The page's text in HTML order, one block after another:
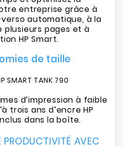
entreprise grâce à
automatique, à la
plusieurs pages et à
HP Smart.
de taille
d’impression à faible
trois ans d’encre HP
dans la boîte.
PRODUCTIVITÉ AVEC